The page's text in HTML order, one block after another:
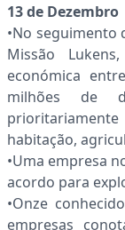
13 de Dezembro
•No
Missão
económica
milhões de
habitação,
•Uma empresa
acordo para
•Onze
empresas